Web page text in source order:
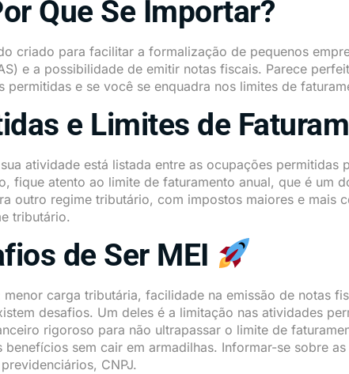
Que Se Importar?
criado para facilitar a formalização de pequenos
e a possibilidade de emitir notas fiscais. Parece
permitidas e se você se enquadra nos limites de
e Limites de
atividade está listada entre as ocupações permitidas
fique atento ao limite de faturamento anual, que é um
outro regime tributário, com impostos maiores e mais
tributário.
de Ser MEI
menor carga tributária, facilidade na emissão de notas
desafios. Um deles é a limitação nas atividades
rigoroso para não ultrapassar o limite de
sem cair em armadilhas. Informar-se sobre
CNPJ.